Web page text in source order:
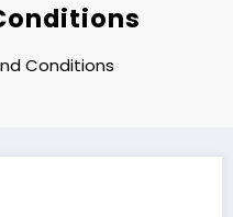
Conditions